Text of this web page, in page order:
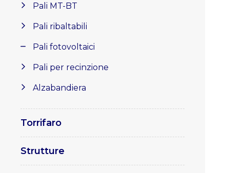
Pali MT-BT
Pali ribaltabili
Pali fotovoltaici
Pali per recinzione
Alzabandiera
Torrifaro
Strutture